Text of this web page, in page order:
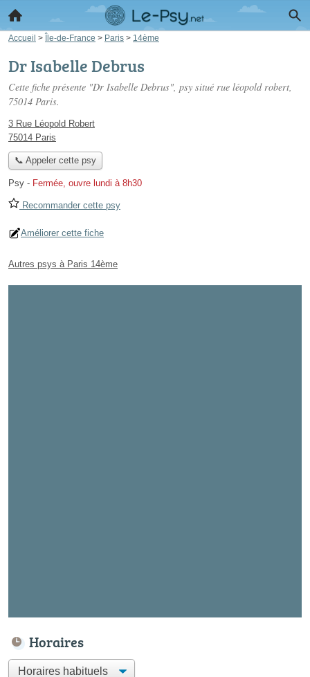
Accueil > Île-de-France > Paris > 14ème
Dr Isabelle Debrus
Cette fiche présente "Dr Isabelle Debrus", psy situé rue léopold robert,
75014 Paris.
3 Rue Léopold Robert
75014 Paris
📞 Appeler cette psy
Psy - Fermée, ouvre lundi à 8h30
Recommander cette psy
Améliorer cette fiche
Autres psys à Paris 14ème
Horaires